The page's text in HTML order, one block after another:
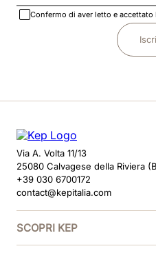
Confermo di aver letto e accettato
Via A. Volta 11/13
25080 Calvagese della Riviera
+39 030 6700172
contact@kepitalia.com
SCOPRI KEP